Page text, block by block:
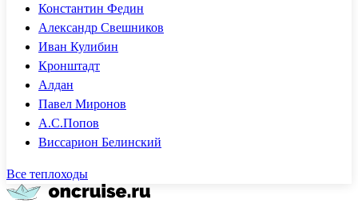
Константин Федин
Александр Свешников
Иван Кулибин
Кронштадт
Алдан
Павел Миронов
А.С.Попов
Виссарион Белинский
Все теплоходы